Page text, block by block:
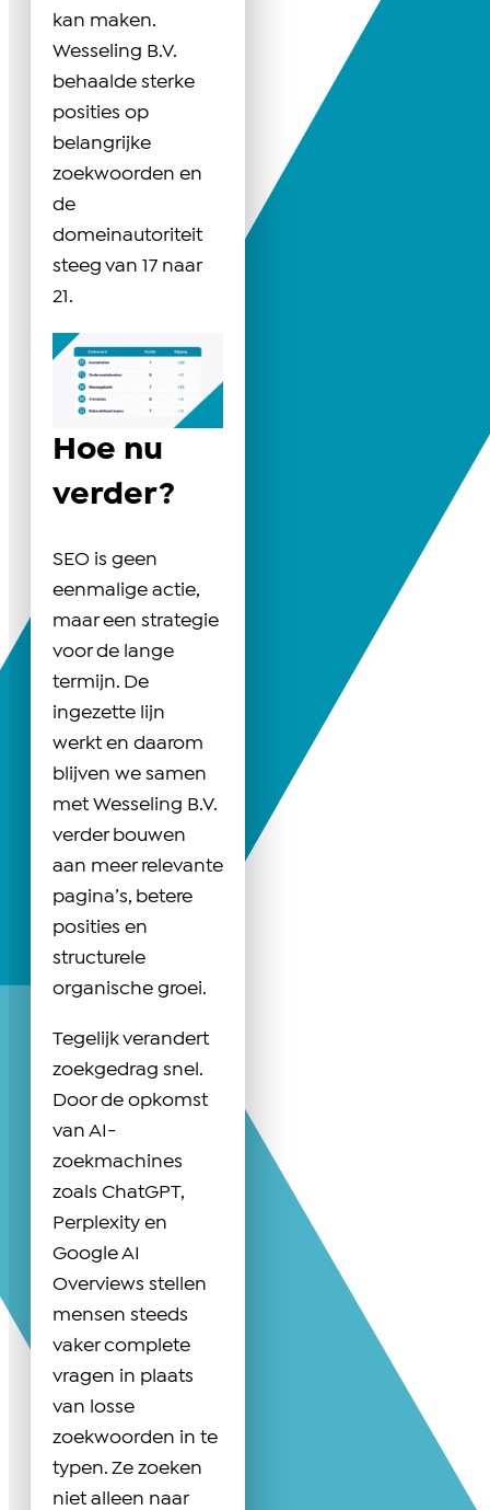
kan maken.
Wesseling B.V.
behaalde sterke
posities op
belangrijke
zoekwoorden en
de
domeinautoriteit
steeg van 17 naar
21.
Hoe nu
verder?
SEO is geen
eenmalige actie,
maar een strategie
voor de lange
termijn. De
ingezette lijn
werkt en daarom
blijven we samen
met Wesseling B.V.
verder bouwen
aan meer relevante
pagina’s, betere
posities en
structurele
organische groei.
Tegelijk verandert
zoekgedrag snel.
Door de opkomst
van AI-
zoekmachines
zoals ChatGPT,
Perplexity en
Google AI
Overviews stellen
mensen steeds
vaker complete
vragen in plaats
van losse
zoekwoorden in te
typen. Ze zoeken
niet alleen naar